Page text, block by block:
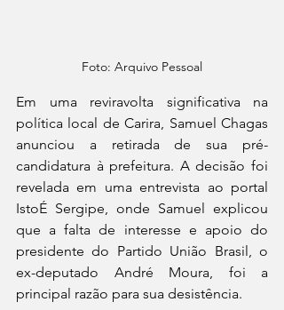
Foto: Arquivo Pessoal
Em uma reviravolta significativa na
política local de Carira, Samuel Chagas
anunciou a retirada de sua pré-
candidatura à prefeitura. A decisão foi
revelada em uma entrevista ao portal
IstoÉ Sergipe, onde Samuel explicou
que a falta de interesse e apoio do
presidente do Partido União Brasil, o
ex-deputado André Moura, foi a
principal razão para sua desistência.